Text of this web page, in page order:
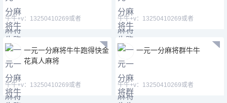
牛牛+v：13250410269或者
16714013394。QQ【3078327858】
牛牛+v：13250410269或者
16714013394。QQ【3078327858】
一元一分麻将牛牛跑得快金
花真人麻将
牛牛+v：13250410269或者
16714013394。QQ【3078327858】
一元一分麻将群牛牛
牛牛+v：13250410269或者
16714013394。QQ【3078327858】